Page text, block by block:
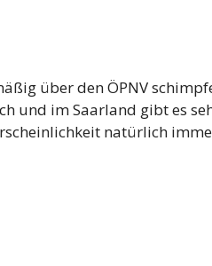
über den ÖPNV
und im Saarland gibt es
natürlich